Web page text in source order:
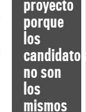
proyecto
porque
los
no son
los
mismos